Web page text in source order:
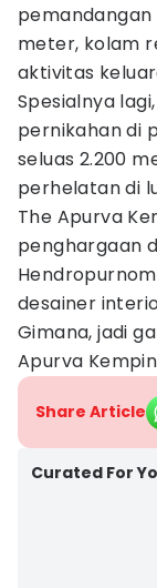
meter, kolam
aktivitas
Spesialnya
pernikahan di
seluas 2.200
perhelatan di
The Apurva
penghargaan
desainer
Gimana, jadi
Apurva
Share Article
Curated For